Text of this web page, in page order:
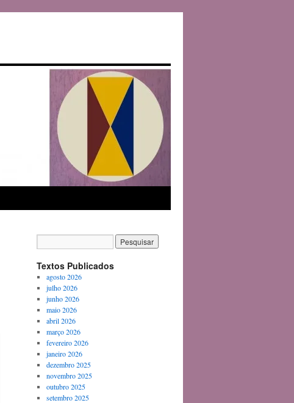
Textos Publicados
agosto 2026
julho 2026
junho 2026
maio 2026
abril 2026
março 2026
fevereiro 2026
janeiro 2026
dezembro 2025
novembro 2025
outubro 2025
setembro 2025